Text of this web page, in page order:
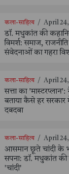
कला-साहित्य / April
डॉ. मधुकांत की
विमर्श: समाज,
संवेदनाओं का गहरा
कला-साहित्य / April
सत्ता का 'मास्टरप्लान':
बताया कैसे हर सरकार
दबदबा
कला-साहित्य / April
आसमान छूते चांदी के
सपना: डॉ. मधुकांत की
'चांदी'